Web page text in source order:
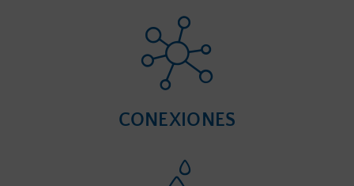
CONEXIONES